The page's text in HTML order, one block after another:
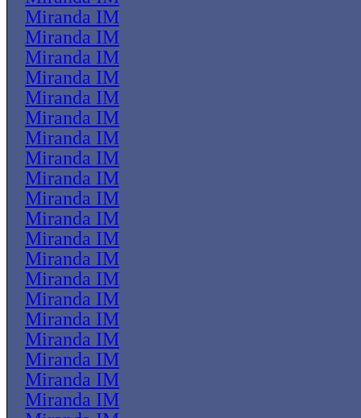
Miranda IM
Miranda IM
Miranda IM
Miranda IM
Miranda IM
Miranda IM
Miranda IM
Miranda IM
Miranda IM
Miranda IM
Miranda IM
Miranda IM
Miranda IM
Miranda IM
Miranda IM
Miranda IM
Miranda IM
Miranda IM
Miranda IM
Miranda IM